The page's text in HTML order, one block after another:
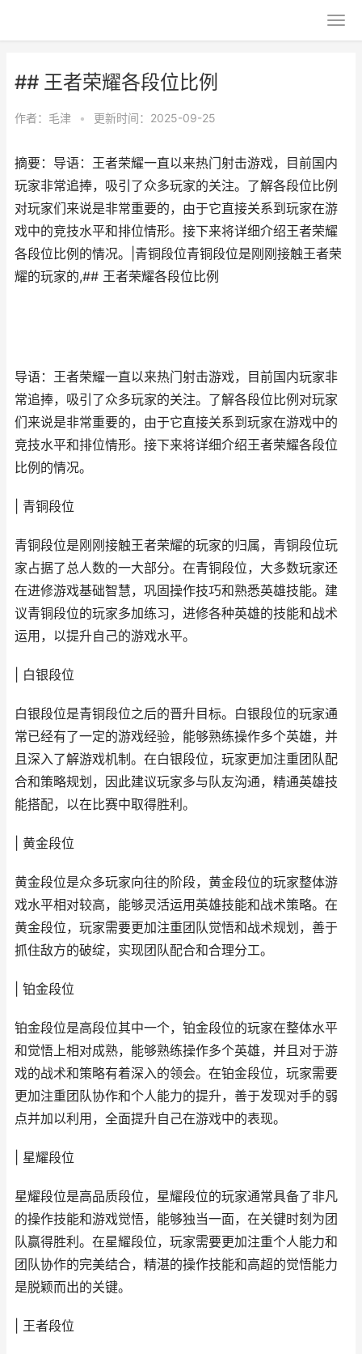
## 王者荣耀各段位比例
作者： 毛津 • 更新时间：2025-09-25
摘要：导语：王者荣耀一直以来热门射击游戏，目前国内
玩家非常追捧，吸引了众多玩家的关注。了解各段位比例
对玩家们来说是非常重要的，由于它直接关系到玩家在游
戏中的竞技水平和排位情形。接下来将详细介绍王者荣耀
各段位比例的情况。|青铜段位青铜段位是刚刚接触王者荣
耀的玩家的,## 王者荣耀各段位比例
导语：王者荣耀一直以来热门射击游戏，目前国内玩家非
常追捧，吸引了众多玩家的关注。了解各段位比例对玩家
们来说是非常重要的，由于它直接关系到玩家在游戏中的
竞技水平和排位情形。接下来将详细介绍王者荣耀各段位
比例的情况。
| 青铜段位
青铜段位是刚刚接触王者荣耀的玩家的归属，青铜段位玩
家占据了总人数的一大部分。在青铜段位，大多数玩家还
在进修游戏基础智慧，巩固操作技巧和熟悉英雄技能。建
议青铜段位的玩家多加练习，进修各种英雄的技能和战术
运用，以提升自己的游戏水平。
| 白银段位
白银段位是青铜段位之后的晋升目标。白银段位的玩家通
常已经有了一定的游戏经验，能够熟练操作多个英雄，并
且深入了解游戏机制。在白银段位，玩家更加注重团队配
合和策略规划，因此建议玩家多与队友沟通，精通英雄技
能搭配，以在比赛中取得胜利。
| 黄金段位
黄金段位是众多玩家向往的阶段，黄金段位的玩家整体游
戏水平相对较高，能够灵活运用英雄技能和战术策略。在
黄金段位，玩家需要更加注重团队觉悟和战术规划，善于
抓住敌方的破绽，实现团队配合和合理分工。
| 铂金段位
铂金段位是高段位其中一个，铂金段位的玩家在整体水平
和觉悟上相对成熟，能够熟练操作多个英雄，并且对于游
戏的战术和策略有着深入的领会。在铂金段位，玩家需要
更加注重团队协作和个人能力的提升，善于发现对手的弱
点并加以利用，全面提升自己在游戏中的表现。
| 星耀段位
星耀段位是高品质段位，星耀段位的玩家通常具备了非凡
的操作技能和游戏觉悟，能够独当一面，在关键时刻为团
队赢得胜利。在星耀段位，玩家需要更加注重个人能力和
团队协作的完美结合，精湛的操作技能和高超的觉悟能力
是脱颖而出的关键。
| 王者段位